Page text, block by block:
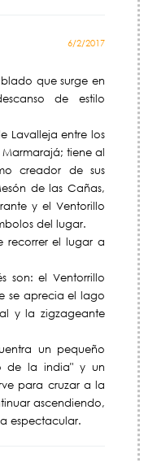
6/2/2017
que surge en
de estilo
Lavalleja entre los
Marmarajá; tiene al
creador de sus
de las Cañas,
y el Ventorillo
del lugar.
recorrer el lugar a
son: el Ventorrillo
se aprecia el lago
y la zigzageante
un pequeño
de la india" y un
para cruzar a la
ascendiendo,
espectacular.